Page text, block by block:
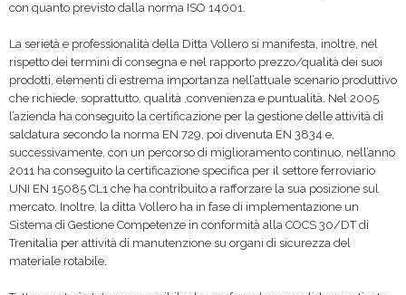
con quanto previsto dalla norma ISO 14001.
La serietà e professionalità della Ditta Vollero si manifesta, inoltre, nel
rispetto dei termini di consegna e nel rapporto prezzo/qualità dei suoi
prodotti, elementi di estrema importanza nell’attuale scenario produttivo
che richiede, soprattutto, qualità ,convenienza e puntualità. Nel 2005
l’azienda ha conseguito la certificazione per la gestione delle attività di
saldatura secondo la norma EN 729, poi divenuta EN 3834 e,
successivamente, con un percorso di miglioramento continuo, nell’anno
2011 ha conseguito la certificazione specifica per il settore ferroviario
UNI EN 15085 CL1 che ha contribuito a rafforzare la sua posizione sul
mercato. Inoltre, la ditta Vollero ha in fase di implementazione un
Sistema di Gestione Competenze in conformità alla COCS 30/DT di
Trenitalia per attività di manutenzione su organi di sicurezza del
materiale rotabile.